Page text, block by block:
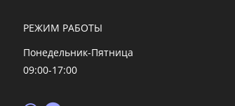
РЕЖИМ РАБОТЫ
Понедельник-Пятница
09:00-17:00